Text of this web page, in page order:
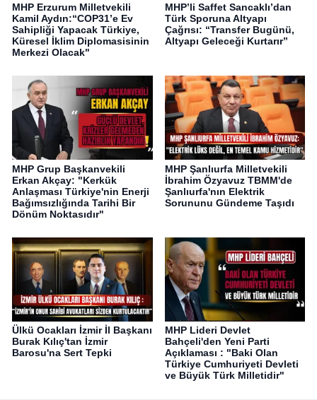
MHP Erzurum Milletvekili
Kamil Aydın:“COP31’e Ev
Sahipliği Yapacak Türkiye,
Küresel İklim Diplomasisinin
Merkezi Olacak"
MHP’li Saffet Sancaklı’dan
Türk Sporuna Altyapı
Çağrısı: “Transfer Bugünü,
Altyapı Geleceği Kurtarır”
MHP Grup Başkanvekili
Erkan Akçay: "Kerkük
Anlaşması Türkiye'nin Enerji
Bağımsızlığında Tarihi Bir
Dönüm Noktasıdır"
MHP Şanlıurfa Milletvekili
İbrahim Özyavuz TBMM'de
Şanlıurfa'nın Elektrik
Sorununu Gündeme Taşıdı
Ülkü Ocakları İzmir İl Başkanı
Burak Kılıç'tan İzmir
Barosu'na Sert Tepki
MHP Lideri Devlet
Bahçeli'den Yeni Parti
Açıklaması : "Baki Olan
Türkiye Cumhuriyeti Devleti
ve Büyük Türk Milletidir"